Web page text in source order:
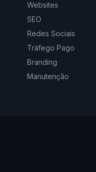
Websites
SEO
Redes Sociais
Tráfego Pago
Branding
Manutenção